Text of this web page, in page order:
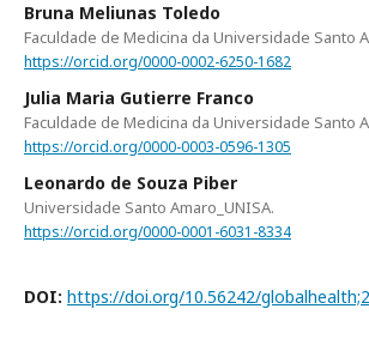
Bruna Meliunas Toledo
Faculdade de Medicina da Universidade Santo
https://orcid.org/0000-0002-6250-1682
Julia Maria Gutierre Franco
Faculdade de Medicina da Universidade Santo
https://orcid.org/0000-0003-0596-1305
Leonardo de Souza Piber
Universidade Santo Amaro_UNISA.
https://orcid.org/0000-0001-6031-8334
DOI: https://doi.org/10.56242/